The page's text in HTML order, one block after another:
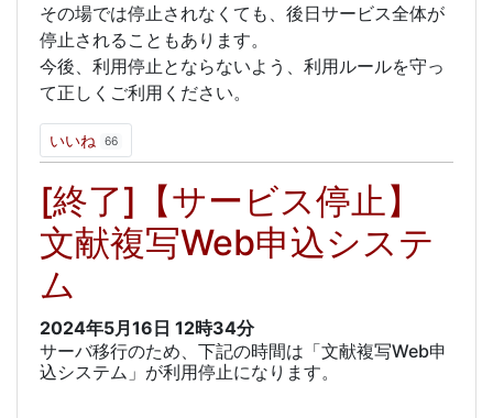
その場では停止されなくても、後日サービス全体が
停止されることもあります。
今後、利用停止とならないよう、利用ルールを守っ
て正しくご利用ください。
いいね 66
[終了]【サービス停止】
文献複写Web申込システ
ム
2024年5月16日 12時34分
サーバ移行のため、下記の時間は「文献複写Web申
込システム」が利用停止になります。